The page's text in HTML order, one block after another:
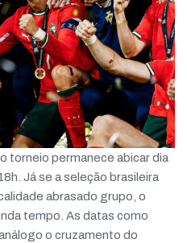
torneio permanece abicar dia
Já se a seleção brasileira
abrasado grupo, o
tempo. As datas como
o cruzamento do